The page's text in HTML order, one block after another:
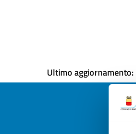
Ultimo aggiornamento: